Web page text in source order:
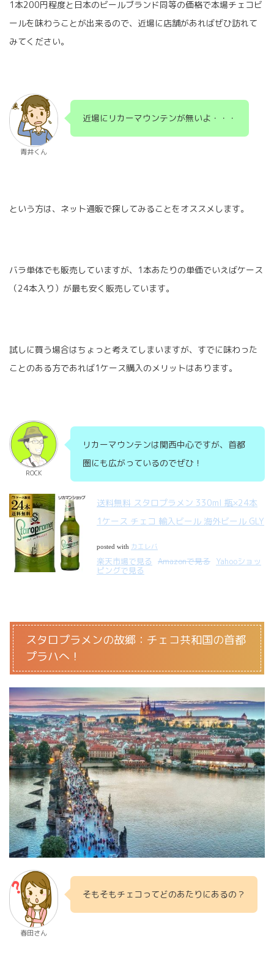
1本200円程度と日本のビールブランド同等の価格で本場チェコビ
ールを味わうことが出来るので、近場に店舗があればぜひ訪れて
みてください。
青井くん
近場にリカーマウンテンが無いよ・・・
という方は、ネット通販で探してみることをオススメします。
バラ単体でも販売していますが、1本あたりの単価でいえばケース
（24本入り）が最も安く販売しています。
試しに買う場合はちょっと考えてしまいますが、すでに味わった
ことのある方であれば1ケース購入のメリットはあります。
ROCK
リカーマウンテンは関西中心ですが、首都
圏にも広がっているのでぜひ！
送料無料 スタロプラメン 330ml 瓶×24本
1ケース チェコ 輸入ビール 海外ビール GLY
posted with カエレバ
楽天市場で見る Amazonで見る Yahooショッ
ピングで見る
スタロプラメンの故郷：チェコ共和国の首都
プラハへ！
春田さん
そもそもチェコってどのあたりにあるの？